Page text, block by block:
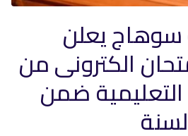
يعلن
الكترونى من
ضمن